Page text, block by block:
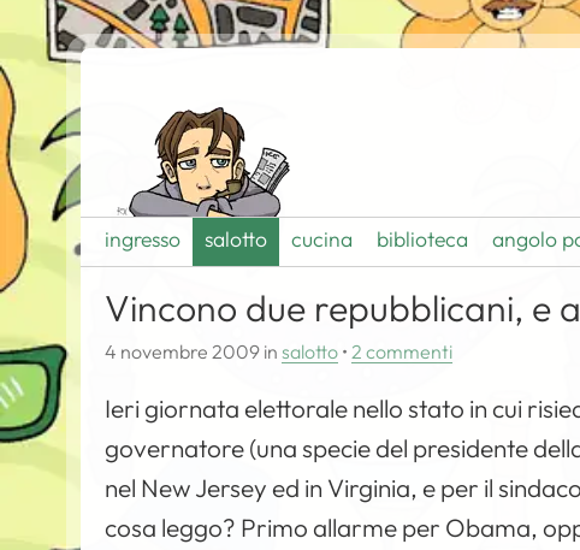
ingresso salotto cucina biblioteca angolo
Vincono due repubblicani, e
4 novembre 2009 insalotto • 2 commenti
Ieri giornata elettorale nello stato in cui
governatore (una specie del presidente
nel New Jersey ed in Virginia, e per il
cosa leggo? Primo allarme per Obama,